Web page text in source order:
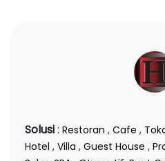
Solusi: Restoran , Cafe ,
Hotel , Villa , Guest House ,